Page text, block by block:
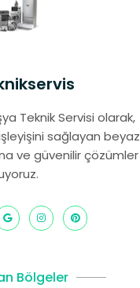
Teknik Servisi olarak,
sağlayan beyaz
ve güvenilir çözümler
Bölgeler